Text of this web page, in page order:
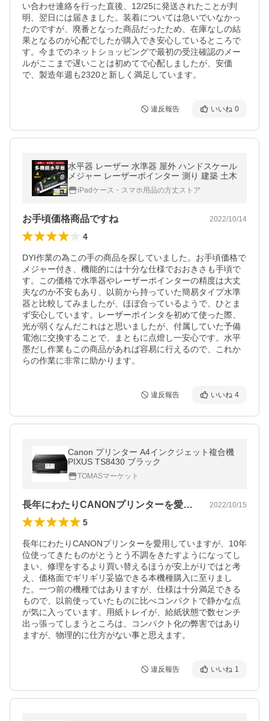
い合わせ連絡を行った直後、12/25に発送されたことが判
明、翌日には届きました。装着については急いでいなかっ
たのですが、廃番となった商品だったため、在庫なしの結
果となるのが心配でしたが購入でき安心しているところで
す。今までのネットショッピングで最初の受注確認のメー
ルがここまで遅いことは初めてで心配しましたが、安価
で、製造年週も2320と新しく満足しています。
違反報告 いいね 0
水平器 レーザー 水準器 屋外 ハンドスケール
メジャー レーザーポインター 測り 建築 土木
iPadケース・スマホ用品の方丈ストア
お手頃価格商品ですね 2022/10/14
4
DYI作業の為この手の商品を探していました。お手頃価格で
メジャー付き、機能的には十分な仕様でおおきさも手頃で
す。この価格で水準器やレーザーポインターの精度は大丈
夫なのか不安もあり、以前から持っていた簡易タイプ水準
器と比較してみましたが、ほぼ合っているようで、ひとま
ず安心しています。レーザーポインタを初めて使った際、
光が弱くなんだこれはと思いましたが、付属していた予備
電池に交換することで、まともに点燈し一安心です。水平
墨だし作業もこの商品があれば容易に行えるので、これか
らの作業に非常に助かります。
違反報告 いいね 4
Canon プリンター A4インクジェット複合機
PIXUS TS8430 ブラック
TOMASマーケット
長年にわたりCANONプリンターを愛用… 2022/10/15
5
長年にわたりCANONプリンターを愛用していますが、10年
位使ってきたものがとうとう不調をきたすようになってし
まい、修理をするより買い替えるほうが安上がりではと考
え、価格面でギリギリ妥協できる本機種購入に至りまし
た。一つ前の機種ではありますが、仕様は十分満足できる
もので、以前使っていたものに比べコンパクトで静かな点
が気に入っています。用紙トレイが、給紙状態で数センチ
出っ張ってしまうところは、コンパクト化の弊害ではあり
ますが、物理的に仕方がない事と思えます。
違反報告 いいね 1